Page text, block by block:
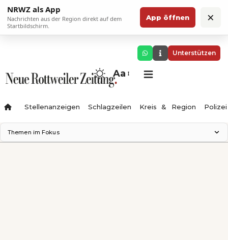
NRWZ als App
Nachrichten aus der Region direkt auf dem
Startbildschirm.
App öffnen ×
Unterstützen
Aa
Stellenanzeigen Schlagzeilen Kreis & Region Polizei
Themen im Fokus